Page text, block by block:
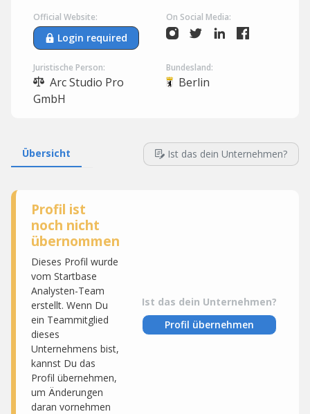
Official Website:
Login required
On Social Media:
Juristische Person:
Arc Studio Pro
GmbH
Bundesland:
Berlin
Übersicht Ist das dein Unternehmen?
Profil ist
noch nicht
übernommen
Dieses Profil wurde
vom Startbase
Analysten-Team
erstellt. Wenn Du
ein Teammitglied
dieses
Unternehmens bist,
kannst Du das
Profil übernehmen,
um Änderungen
daran vornehmen
Ist das dein Unternehmen?
Profil übernehmen